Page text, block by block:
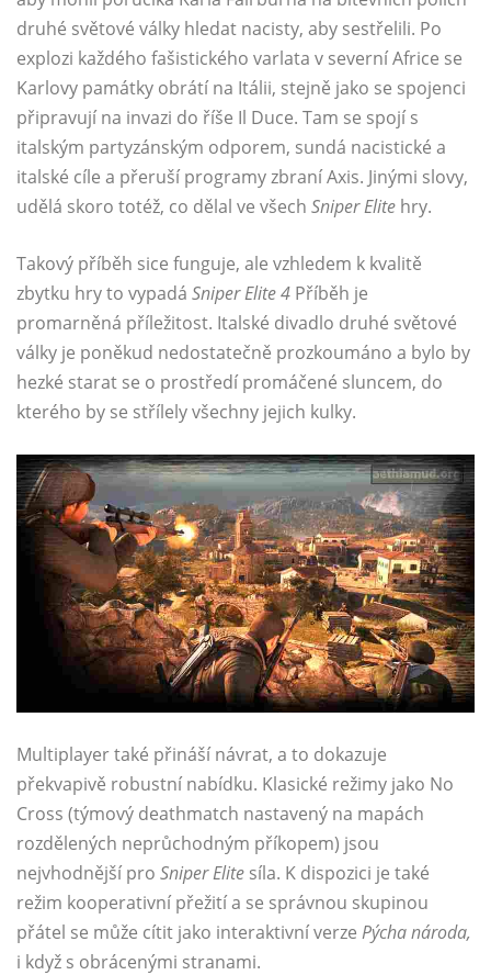
druhé světové války hledat nacisty, aby sestřelili. Po
explozi každého fašistického varlata v severní Africe se
Karlovy památky obrátí na Itálii, stejně jako se spojenci
připravují na invazi do říše Il Duce. Tam se spojí s
italským partyzánským odporem, sundá nacistické a
italské cíle a přeruší programy zbraní Axis. Jinými slovy,
udělá skoro totéž, co dělal ve všech Sniper Elite hry.
Takový příběh sice funguje, ale vzhledem k kvalitě
zbytku hry to vypadá Sniper Elite 4 Příběh je
promarněná příležitost. Italské divadlo druhé světové
války je poněkud nedostatečně prozkoumáno a bylo by
hezké starat se o prostředí promáčené sluncem, do
kterého by se střílely všechny jejich kulky.
Multiplayer také přináší návrat, a to dokazuje
překvapivě robustní nabídku. Klasické režimy jako No
Cross (týmový deathmatch nastavený na mapách
rozdělených neprůchodným příkopem) jsou
nejvhodnější pro Sniper Elite síla. K dispozici je také
režim kooperativní přežití a se správnou skupinou
přátel se může cítit jako interaktivní verze Pýcha národa,
i když s obrácenými stranami.